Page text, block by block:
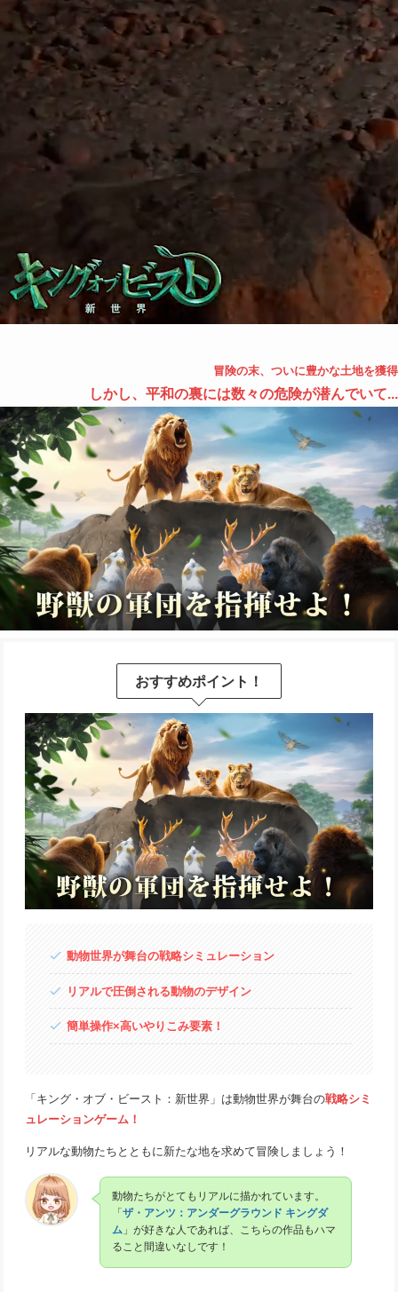
冒険の末、ついに豊かな土地を獲得
しかし、平和の裏には数々の危険が潜んでいて...
おすすめポイント！
動物世界が舞台の戦略シミュレーション
リアルで圧倒される動物のデザイン
簡単操作×高いやりこみ要素！
「キング・オブ・ビースト：新世界」は動物世界が舞台の戦略シミ
ュレーションゲーム！
リアルな動物たちとともに新たな地を求めて冒険しましょう！
動物たちがとてもリアルに描かれています。
「 ザ・アンツ：アンダーグラウンド キングダ
ム」が好きな人であれば、こちらの作品もハマ
ること間違いなしです！